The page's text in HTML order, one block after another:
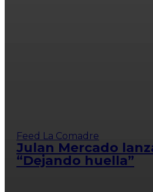
Feed La Comadre
Julan Mercado
“Dejando huella”